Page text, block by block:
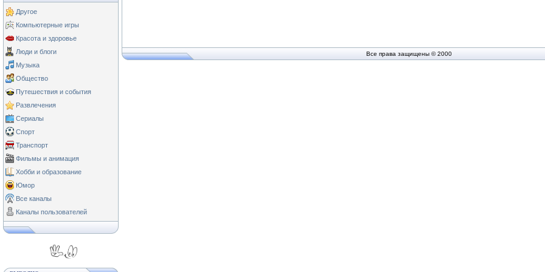
Другое
Компьютерные игры
Красота и здоровье
Люди и блоги
Музыка
Общество
Путешествия и события
Развлечения
Сериалы
Спорт
Транспорт
Фильмы и анимация
Хобби и образование
Юмор
Все каналы
Каналы пользователей
Все права защищены © 2000